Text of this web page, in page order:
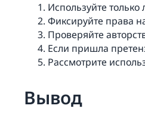
Используйте
Фиксируйте права
Проверяйте
Если пришла
Рассмотрите
Вывод